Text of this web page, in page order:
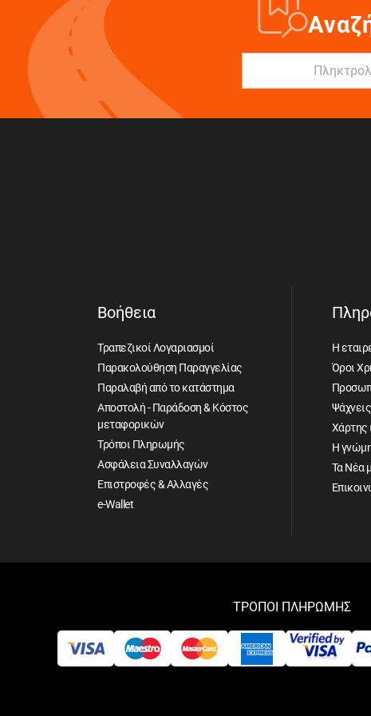
Βοήθεια
Τραπεζικοί Λογαριασμοί
Παρακολούθηση Παραγγελίας
Παραλαβή από το κατάστημα
Αποστολή - Παράδοση & Κόστος
μεταφορικών
Τρόποι Πληρωμής
Ασφάλεια Συναλλαγών
Επιστροφές & Αλλαγές
e-Wallet
Η
Όροι
Χάρτης
Η
Τα Νέα
ΤΡΟΠΟΙ ΠΛΗΡΩΜΗΣ